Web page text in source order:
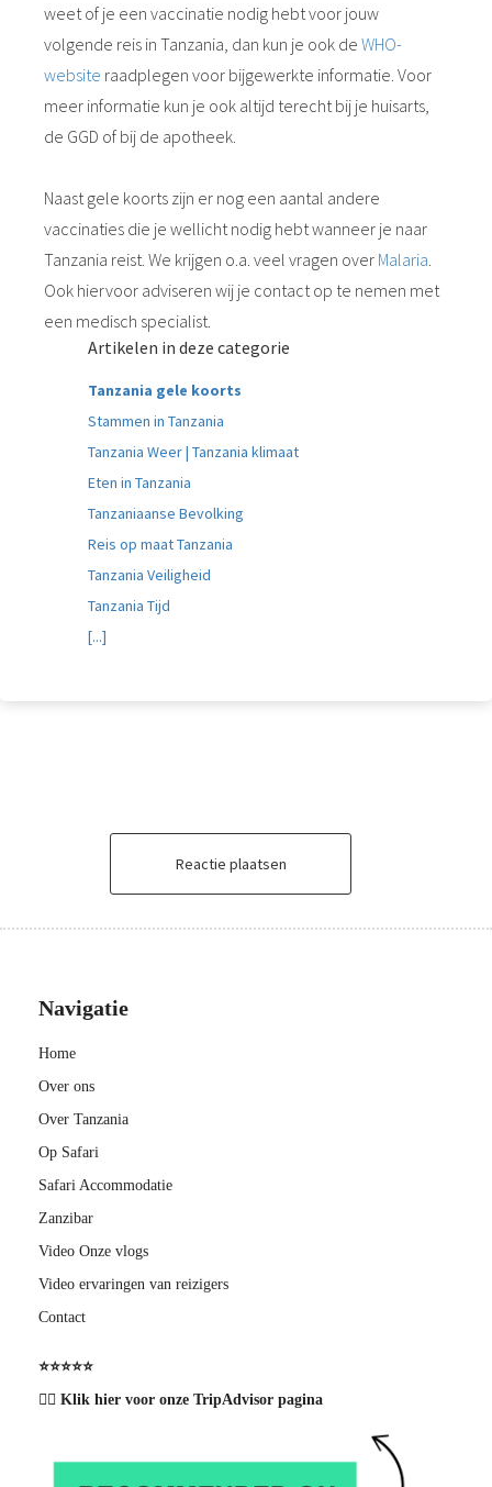
weet of je een vaccinatie nodig hebt voor jouw
volgende reis in Tanzania, dan kun je ook de WHO-
website raadplegen voor bijgewerkte informatie. Voor
meer informatie kun je ook altijd terecht bij je huisarts,
de GGD of bij de apotheek.
Naast gele koorts zijn er nog een aantal andere
vaccinaties die je wellicht nodig hebt wanneer je naar
Tanzania reist. We krijgen o.a. veel vragen over Malaria
Ook hiervoor adviseren wij je contact op te nemen met
een medisch specialist.
Artikelen in deze categorie
Tanzania gele koorts
Stammen in Tanzania
Tanzania Weer | Tanzania klimaat
Eten in Tanzania
Tanzaniaanse Bevolking
Reis op maat Tanzania
Tanzania Veiligheid
Tanzania Tijd
[...]
Reactie plaatsen
Navigatie
Home
Over ons
Over Tanzania
Op Safari
Safari Accommodatie
Zanzibar
Video Onze vlogs
Video ervaringen van reizigers
Contact
⭐️⭐️⭐️⭐️⭐️
👉🏽 Klik hier voor onze TripAdvisor pagina